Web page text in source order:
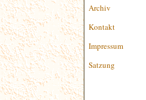
Archiv
Kontakt
Impressum
Satzung